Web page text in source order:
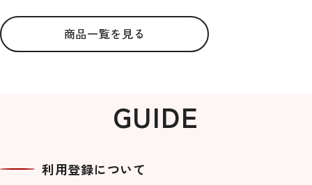
商品一覧を見る
GUIDE
利用登録について